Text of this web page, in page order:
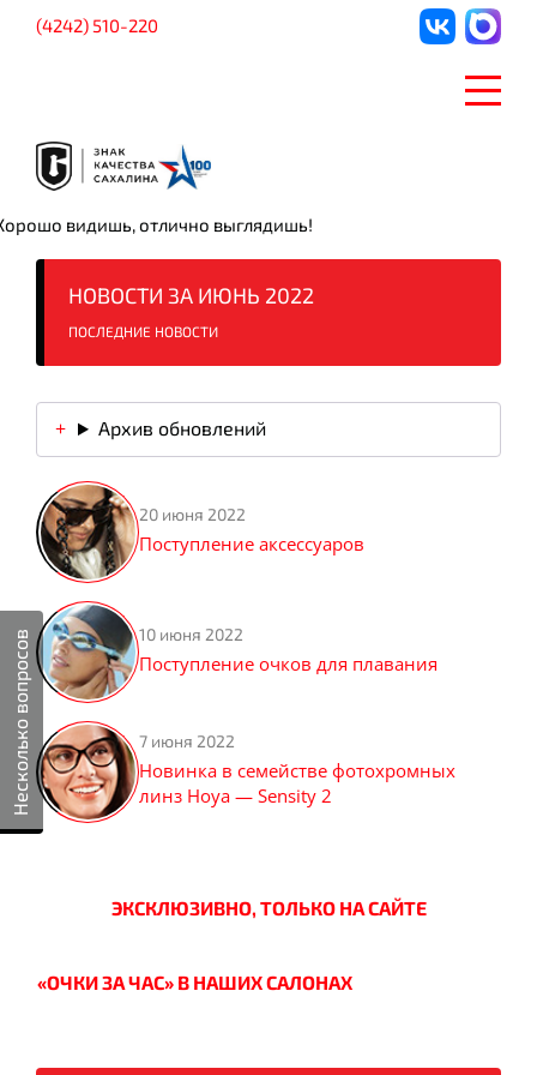
Несколько вопросов
видишь, отлично выглядишь!
(4242) 510-220
НОВОСТИ ЗА ИЮНЬ 2022
ПОСЛЕДНИЕ НОВОСТИ
Архив обновлений
20 июня 2022
Поступление аксессуаров
10 июня 2022
Поступление очков для плавания
7 июня 2022
Новинка в семействе фотохромных
линз Hoya — Sensity 2
ЭКСКЛЮЗИВНО, ТОЛЬКО НА САЙТЕ
«ОЧКИ ЗА ЧАС» В НАШИХ САЛОНАХ